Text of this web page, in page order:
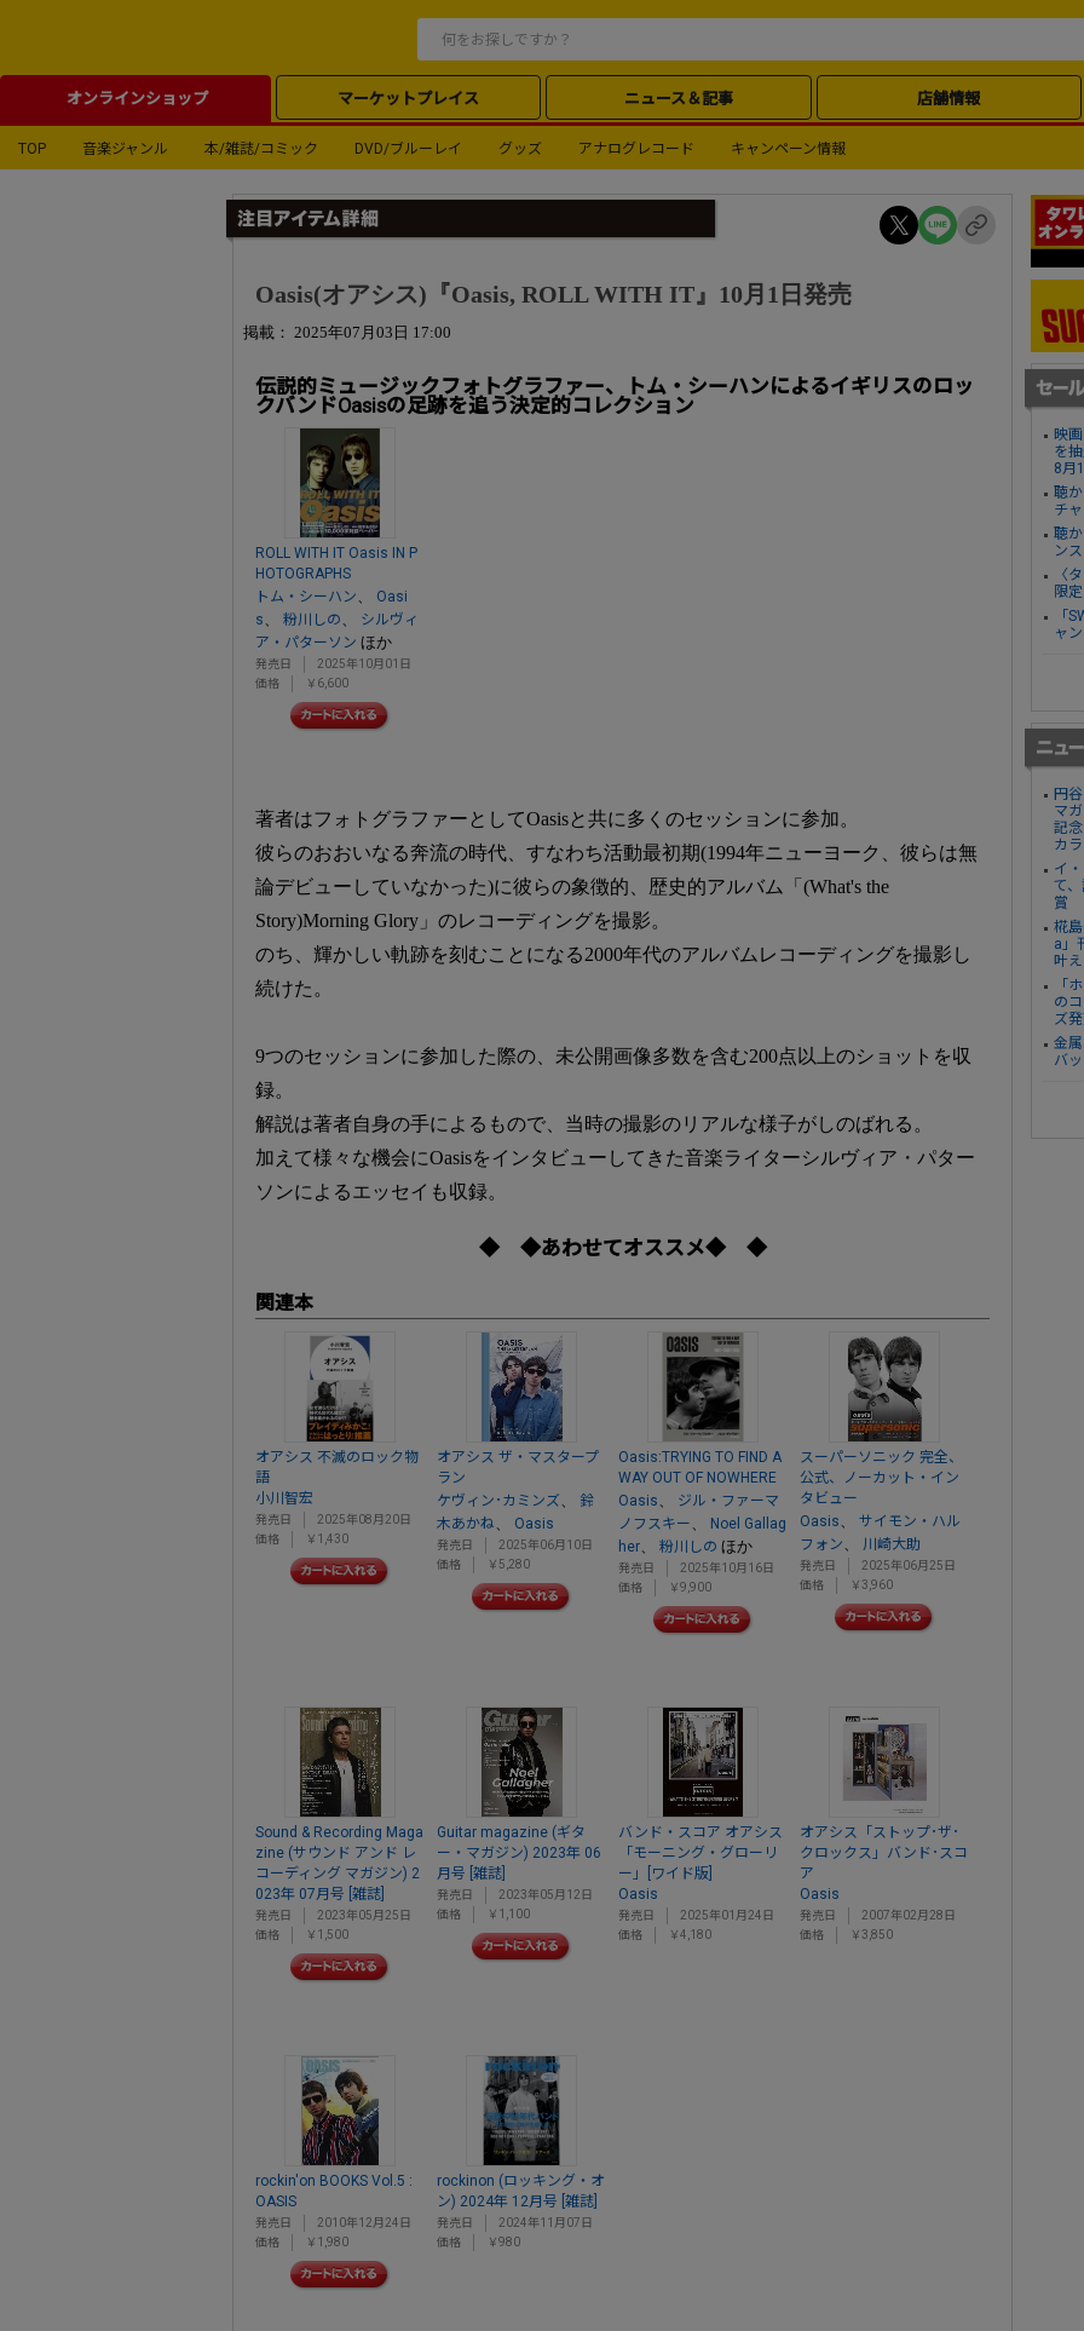
オンラインショップ マーケットプレイス ニュース＆記事 店舗情報
TOP 音楽ジャンル 本/雑誌/コミック DVD/ブルーレイ グッズ アナログレコード キャンペーン情報
Oasis(オアシス)『Oasis, ROLL WITH IT』10月1日発売
掲載： 2025年07月03日 17:00
伝説的ミュージックフォトグラファー、トム・シーハンによるイギリスのロッ
クバンドOasisの足跡を追う決定的コレクション
ROLL WITH IT Oasis IN P
HOTOGRAPHS
トム・シーハン、
Oasi
s、 粉川しの、
シルヴィ
ア・パターソン ほか
発売日
2025年10月01日
価格
￥6,600
著者はフォトグラファーとしてOasisと共に多くのセッションに参加。
彼らのおおいなる奔流の時代、すなわち活動最初期(1994年ニューヨーク、彼らは無
論デビューしていなかった)に彼らの象徴的、歴史的アルバム「(What's the
Story)Morning Glory」のレコーディングを撮影。
のち、輝かしい軌跡を刻むことになる2000年代のアルバムレコーディングを撮影し
続けた。
9つのセッションに参加した際の、未公開画像多数を含む200点以上のショットを収
録。
解説は著者自身の手によるもので、当時の撮影のリアルな様子がしのばれる。
加えて様々な機会にOasisをインタビューしてきた音楽ライターシルヴィア・パター
ソンによるエッセイも収録。
◆ ◆あわせてオススメ◆ ◆
関連本
オアシス 不滅のロック物
語
小川智宏
発売日
2025年08月20日
価格
￥1,430
オアシス ザ・マスタープ
ラン
ケヴィン･カミンズ
鈴
木あかね
Oasis
発売日
2025年06月10日
価格
￥5,280
Oasis:TRYING TO FIND A
WAY OUT OF NOWHERE
Oasis
ジル・ファーマ
ノフスキー
Noel Gallag
her
粉川しの ほか
発売日
2025年10月16日
価格
￥9,900
スーパーソニック 完全、
公式、ノーカット・イン
タビュー
Oasis
サイモン・ハル
フォン
川崎大助
発売日
2025年06月25日
価格
￥3,960
Sound & Recording Maga
zine (サウンド アンド レ
コーディング マガジン) 2
023年 07月号 [雑誌]
発売日
2023年05月25日
価格
￥1,500
Guitar magazine (ギタ
ー・マガジン) 2023年 06
月号 [雑誌]
発売日
2023年05月12日
価格
￥1,100
バンド・スコア オアシス
「モーニング・グローリ
ー」[ワイド版]
Oasis
発売日
2025年01月24日
価格
￥4,180
オアシス「ストップ･ザ･
クロックス」バンド･スコ
ア
Oasis
発売日
2007年02月28日
価格
￥3,850
rockin'on BOOKS Vol.5 :
OASIS
発売日
2010年12月24日
価格
￥1,980
rockinon (ロッキング・オ
ン) 2024年 12月号 [雑誌]
発売日
2024年11月07日
価格
￥980
映
を
8月
聴
チ
聴
ン
〈
限
「
ャ
円
マ
記
カ
イ
て
賞
椛
a」
叶
「
の
ズ
金
バ